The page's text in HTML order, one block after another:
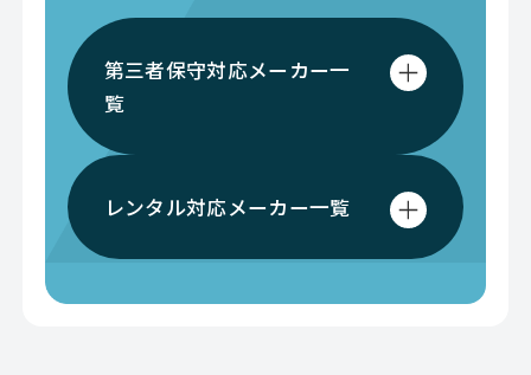
第三者保守対応メーカー一
覧
レンタル対応メーカー一覧